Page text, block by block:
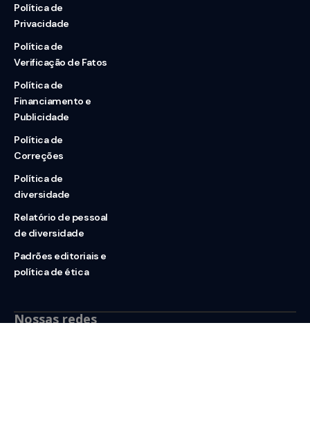
Política de
Privacidade
Política de
Verificação de Fatos
Política de
Financiamento e
Publicidade
Política de
Correções
Política de
diversidade
Relatório de pessoal
de diversidade
Padrões editoriais e
política de ética
Nossas redes